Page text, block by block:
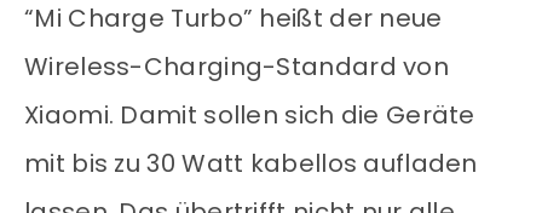
“Mi Charge Turbo” heißt der neue
Wireless-Charging-Standard von
Xiaomi. Damit sollen sich die Geräte
mit bis zu 30 Watt kabellos aufladen